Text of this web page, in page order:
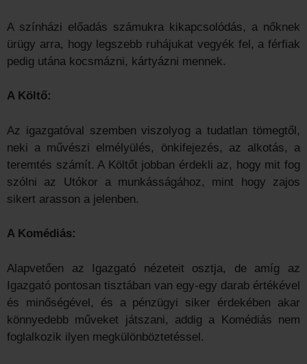
A színházi előadás számukra kikapcsolódás, a nőknek
ürügy arra, hogy legszebb ruhájukat vegyék fel, a férfiak
pedig utána kocsmázni, kártyázni mennek.
A Költő:
Az igazgatóval szemben viszolyog a tudatlan tömegtől,
neki a művészi elmélyülés, önkifejezés, az alkotás, a
teremtés számít. A Költőt jobban érdekli az, hogy mit fog
szólni az Utókor a munkásságához, mint hogy zajos
sikert arasson a jelenben.
A Komédiás:
Alapvetően az Igazgató nézeteit osztja, de amíg az
Igazgató pontosan tisztában van egy-egy darab értékével
és minőségével, és a pénzügyi siker érdekében akar
könnyedebb műveket játszani, addig a Komédiás nem
foglalkozik ilyen megkülönböztetéssel.